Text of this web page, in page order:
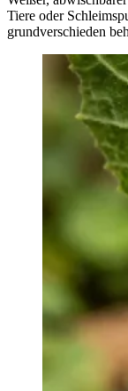
Tiere oder
grundverschieden